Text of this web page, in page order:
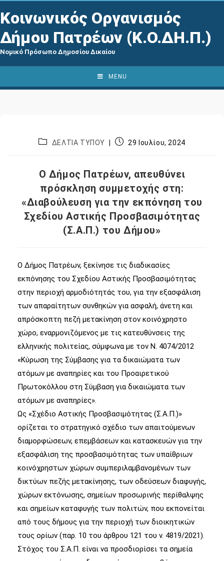
Κοινωνικός Οργανισμός
Δήμου Πατρέων (Κ.Ο.ΔΗ.Π.)
Νομικό Πρόσωπο Δημοσίου Δικαίου
MENU
ΔΕΛΤΙΑ ΤΥΠΟΥ 29 Ιουλίου, 2024
Ο Δήμος Πατρέων, απευθύνει
πρόσκληση συμμετοχής στη:
«Διαβούλευση για την εκπόνηση του
Σχεδίου Αστικής Προσβασιμότητας
(Σ.Α.Π.) του Δήμου»
Ο Δήμος Πατρέων, ξεκίνησε τις διαδικασίες
εκπόνησης του Σχεδίου Αστικής Προσβασιμότητας
στην περιοχή αρμοδιότητάς του, για την εξασφάλιση
των απαραίτητων συνθηκών για ασφαλή, άνετη και
απρόσκοπτη πεζή μετακίνηση στον κοινόχρηστο
χώρο, εναρμονιζόμενος με τις κατευθύνσεις της
ελληνικής πολιτείας, σύμφωνα με τον Ν. 4074/2012
«Κύρωση της Σύμβασης για τα δικαιώματα των
ατόμων με αναπηρίες και του Προαιρετικού
Πρωτοκόλλου στη Σύμβαση για δικαιώματα των
ατόμων με αναπηρίες».
Ως «Σχέδιο Αστικής Προσβασιμότητας (Σ.Α.Π.)»
ορίζεται το στρατηγικό σχέδιο των απαιτούμενων
διαμορφώσεων, επεμβάσεων και κατασκευών για την
εξασφάλιση της προσβασιμότητας των υπαίθριων
κοινόχρηστων χώρων συμπεριλαμβανομένων των
δικτύων πεζής μετακίνησης, των οδεύσεων διαφυγής,
χώρων εκτόνωσης, σημείων προσωρινής περίθαλψης
και σημείων καταφυγής των πολιτών, που εκπονείται
από τους δήμους για την περιοχή των διοικητικών
τους ορίων (παρ. 10 του άρθρου 121 του ν. 4819/2021).
Στόχος του Σ.Α.Π. είναι να προσδιορίσει τα σημεία